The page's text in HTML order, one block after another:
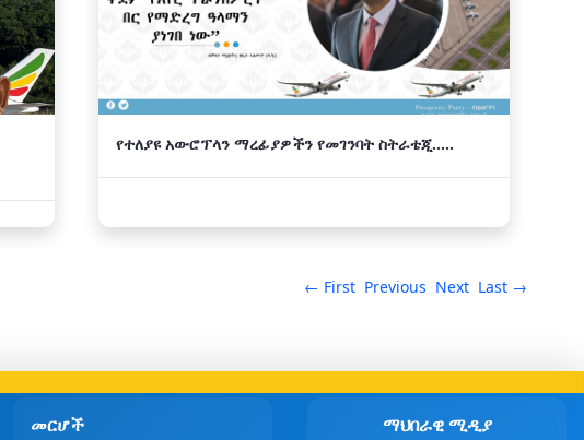
የተለያዩ አውሮፕላን ማረፊያዎችን የመገንባት ስትራቴጂ.....
← First Previous Next Last →
መርሆች ማህበራዊ ሚዲያ